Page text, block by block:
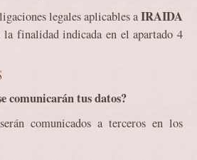
legales aplicables aIRAIDA
finalidad indicada en el apartado 4
comunicarán tus datos?
comunicados a terceros en los